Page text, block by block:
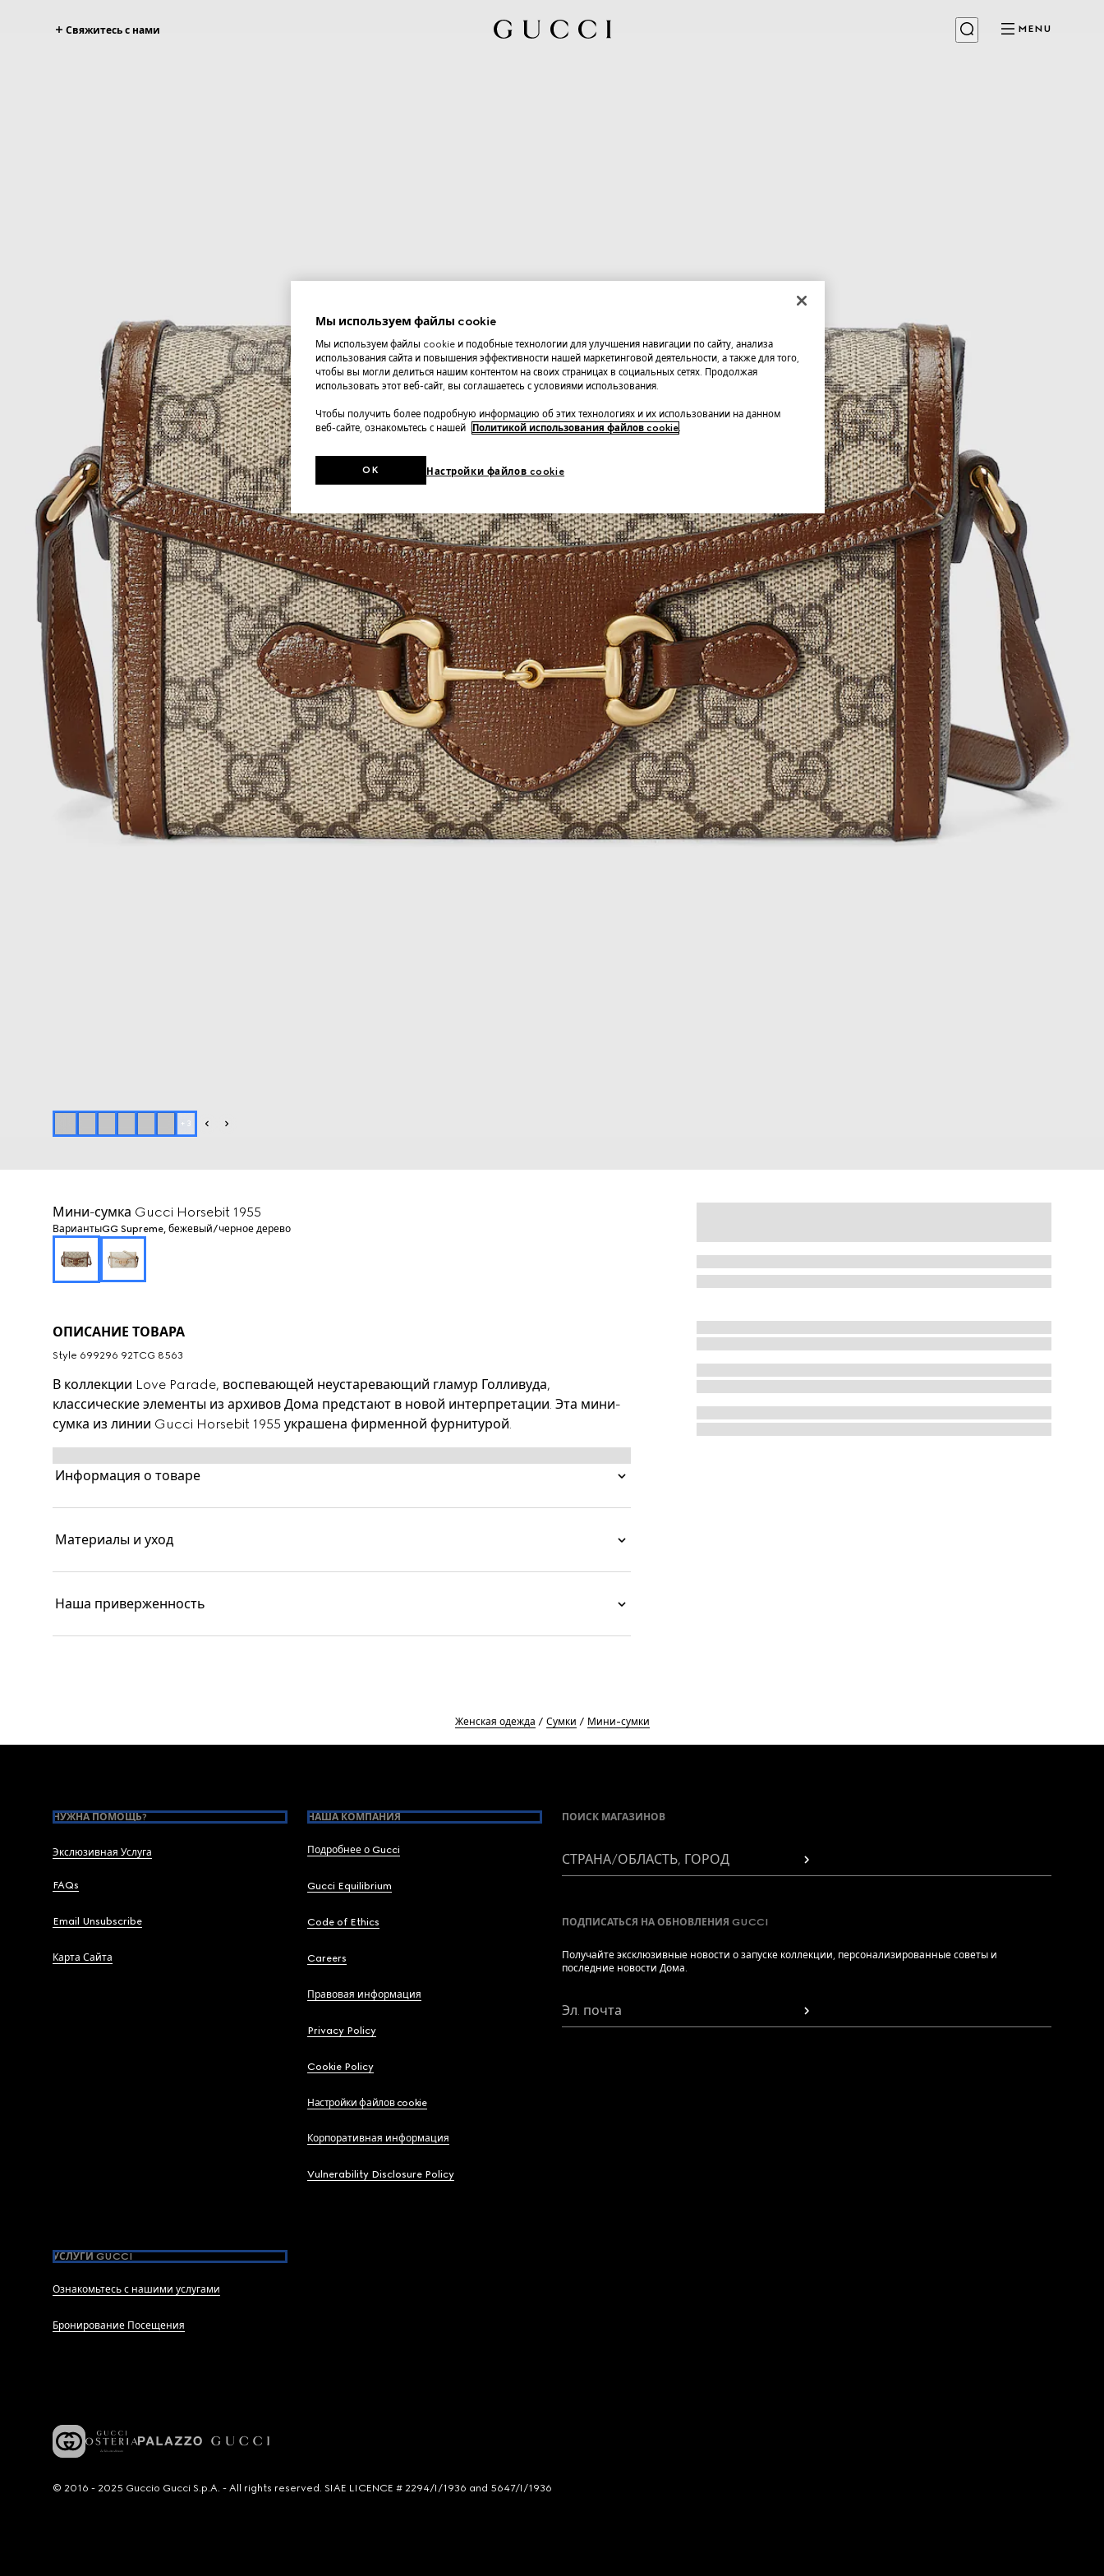
Свяжитесь с нами MENU
+ 3
Мини-сумка Gucci Horsebit 1955
ВариантыGG Supreme, бежевый/черное дерево
ОПИСАНИЕ ТОВАРА
Style ‎699296 92TCG 8563
В коллекции Love Parade, воспевающей неустаревающий гламур Голливуда,
классические элементы из архивов Дома предстают в новой интерпретации. Эта мини-
сумка из линии Gucci Horsebit 1955 украшена фирменной фурнитурой.
Информация о товаре
Материалы и уход
Наша приверженность
Женская одежда Сумки Мини-сумки
НУЖНА ПОМОЩЬ?
Экслюзивная Услуга
FAQs
Email Unsubscribe
Карта Сайта
НАША КОМПАНИЯ
Подробнее о Gucci
Gucci Equilibrium
Code of Ethics
Careers
Правовая информация
Privacy Policy
Cookie Policy
Настройки файлов cookie
Корпоративная информация
Vulnerability Disclosure Policy
УСЛУГИ GUCCI
Ознакомьтесь с нашими услугами
Бронирование Посещения
ПОИСК МАГАЗИНОВ
СТРАНА/ОБЛАСТЬ, ГОРОД
ПОДПИСАТЬСЯ НА ОБНОВЛЕНИЯ GUCCI
Получайте эксклюзивные новости о запуске коллекции, персонализированные советы и
последние новости Дома.
Эл. почта
© 2016 - 2025 Guccio Gucci S.p.A. - All rights reserved. SIAE LICENCE # 2294/I/1936 and 5647/I/1936
Мы используем файлы cookie
Мы используем файлы cookie и подобные технологии для улучшения навигации по сайту, анализа
использования сайта и повышения эффективности нашей маркетинговой деятельности, а также для того,
чтобы вы могли делиться нашим контентом на своих страницах в социальных сетях. Продолжая
использовать этот веб-сайт, вы соглашаетесь с условиями использования.
Чтобы получить более подробную информацию об этих технологиях и их использовании на данном
веб-сайте, ознакомьтесь с нашей
Политикой использования файлов cookie
Настройки файлов cookie
OK